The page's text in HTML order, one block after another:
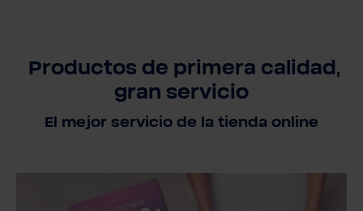
Productos de primera calidad,
gran servicio
El mejor servicio de la tienda online